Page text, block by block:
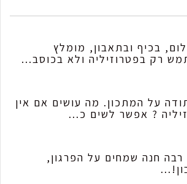
בכיף ובתאבון, מומלץ
רק בפטרוזיליה ולא בכוסב...
על המתכון. מה עושים אם אין
? אפשר לשים כ...
רבה חנה שמחים על הפרגון,